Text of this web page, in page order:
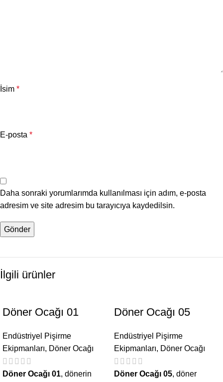
İsim *
E-posta *
Daha sonraki yorumlarımda kullanılması için adım, e-posta
adresim ve site adresim bu tarayıcıya kaydedilsin.
İlgili ürünler
Döner Ocağı 01
Endüstriyel Pişirme
Ekipmanları, Döner Ocağı
Döner Ocağı 01, dönerin
Döner Ocağı 05
Endüstriyel Pişirme
Ekipmanları, Döner Ocağı
Döner Ocağı 05, döner